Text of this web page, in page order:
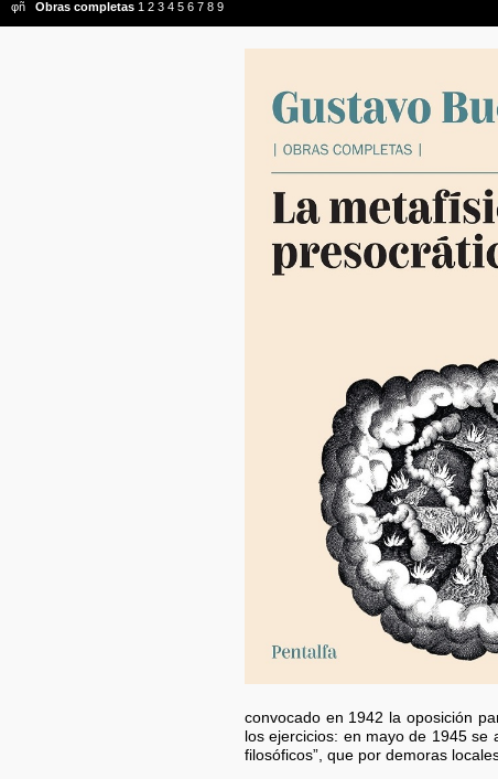
convocado en 1942 la oposición
los ejercicios: en mayo de 1945 se
filosóficos”, que por demoras